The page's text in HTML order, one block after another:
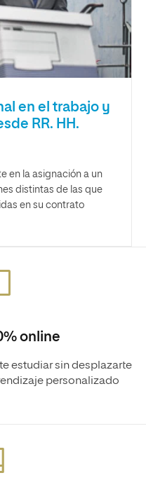
en el trabajo y
RR. HH.
en la asignación a un
distintas de las que
en su contrato
online
estudiar sin desplazarte
personalizado